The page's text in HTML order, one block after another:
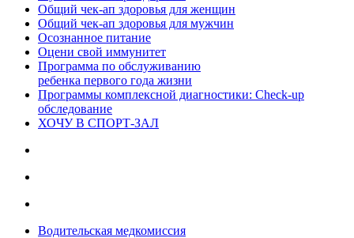
Общий чек-ап здоровья для женщин
Общий чек-ап здоровья для мужчин
Осознанное питание
Оцени свой иммунитет
Программа по обслуживанию
ребенка первого года жизни
Программы комплексной диагностики: Check-up
обследование
ХОЧУ В CПОРТ-ЗАЛ
Водительская медкомиссия